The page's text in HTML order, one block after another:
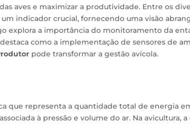
aves e maximizar a produtividade. Entre os
indicador crucial, fornecendo uma visão
explora a importância do monitoramento da
como a implementação de sensores de
pode transformar a gestão avícola.
que representa a quantidade total de energia
à pressão e volume do ar. Na avicultura,